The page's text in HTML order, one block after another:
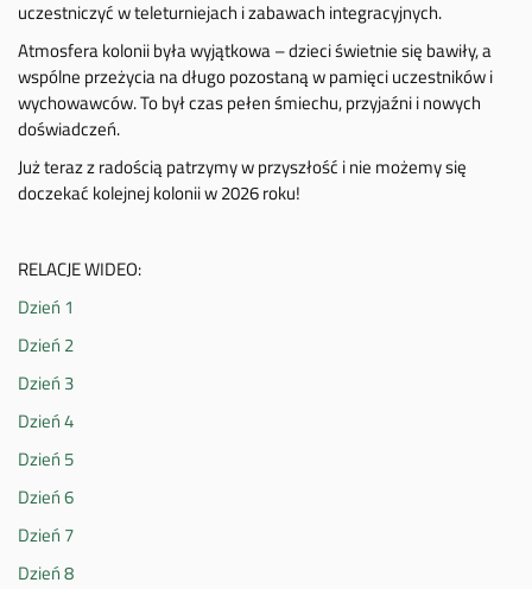
uczestniczyć w teleturniejach i zabawach integracyjnych.
Atmosfera kolonii była wyjątkowa – dzieci świetnie się bawiły, a
wspólne przeżycia na długo pozostaną w pamięci uczestników i
wychowawców. To był czas pełen śmiechu, przyjaźni i nowych
doświadczeń.
Już teraz z radością patrzymy w przyszłość i nie możemy się
doczekać kolejnej kolonii w 2026 roku!
RELACJE WIDEO:
Dzień 1
Dzień 2
Dzień 3
Dzień 4
Dzień 5
Dzień 6
Dzień 7
Dzień 8